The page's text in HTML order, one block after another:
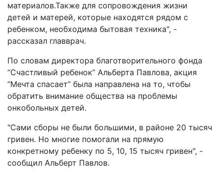
материалов.Также для сопровождения жизни
детей и матерей, которые находятся рядом с
ребенком, необходима бытовая техника", -
рассказал главврач.
По словам директора благотворительного фонда
“Счастливый ребенок” Альберта Павлова, акция
“Мечта спасает” была направлена на то, чтобы
обратить внимание общества на проблемы
онкобольных детей.
"Сами сборы не были большими, в районе 20 тысяч
гривен. Но многие помогали на прямую
конкретному ребенку по 5, 10, 15 тысяч гривен", -
сообщил Альберт Павлов.